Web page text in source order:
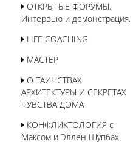
ОТКРЫТЫЕ ФОРУМЫ.
Интервью и демонстрация.
LIFE COACHING
МАСТЕР
О ТАИНСТВАХ
АРХИТЕКТУРЫ И СЕКРЕТАХ
ЧУВСТВА ДОМА
КОНФЛИКТОЛОГИЯ с
Максом и Эллен Шупбах